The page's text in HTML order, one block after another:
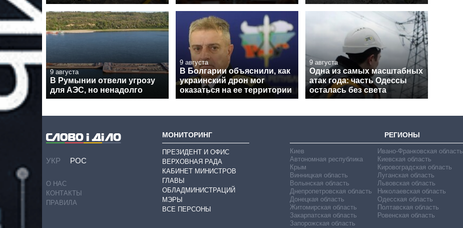
9 августа
В Румынии отвели угрозу
для АЭС, но ненадолго
9 августа
В Болгарии объяснили, как
украинский дрон мог
оказаться на ее территории
9 августа
Одна из самых масштабных
атак года: часть Одессы
осталась без света
УКР РОС
О НАС
КОНТАКТЫ
ПРАВИЛА
МОНИТОРИНГ
ПРЕЗИДЕНТ И ОФИС
ВЕРХОВНАЯ РАДА
КАБИНЕТ МИНИСТРОВ
ГЛАВЫ
ОБЛАДМИНИСТРАЦИЙ
МЭРЫ
ВСЕ ПЕРСОНЫ
РЕГИОНЫ
Киев
Автономная республика
Крым
Винницкая область
Волынская область
Днепропетровская область
Донецкая область
Житомирская область
Закарпатская область
Запорожская область
Ивано-Франковская область
Киевская область
Кировоградская область
Луганская область
Львовская область
Николаевская область
Одесская область
Полтавская область
Ровенская область